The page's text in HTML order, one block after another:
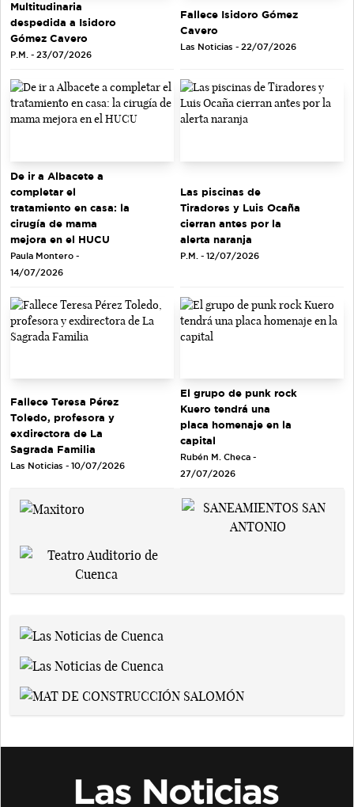
Multitudinaria
despedida a Isidoro
Gómez Cavero
P.M. - 23/07/2026
Fallece Isidoro Gómez
Cavero
Las Noticias - 22/07/2026
De ir a Albacete a
completar el
tratamiento en casa: la
cirugía de mama
mejora en el HUCU
Paula Montero -
14/07/2026
Las piscinas de
Tiradores y Luis Ocaña
cierran antes por la
alerta naranja
P.M. - 12/07/2026
Fallece Teresa Pérez
Toledo, profesora y
exdirectora de La
Sagrada Familia
Las Noticias - 10/07/2026
El grupo de punk rock
Kuero tendrá una
placa homenaje en la
capital
Rubén M. Checa -
27/07/2026